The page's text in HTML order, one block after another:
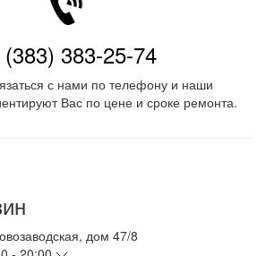
383-25-74
с нами по телефону и наши
Вас по цене и сроке ремонта.
дом 47/8